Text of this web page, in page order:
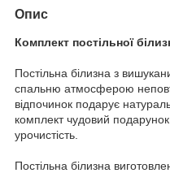
Опис
Комплект постільної
Постільна білизна з
спальню атмосферою
відпочинок подарує
комплект чудовий
урочистість.
Постільна білизна